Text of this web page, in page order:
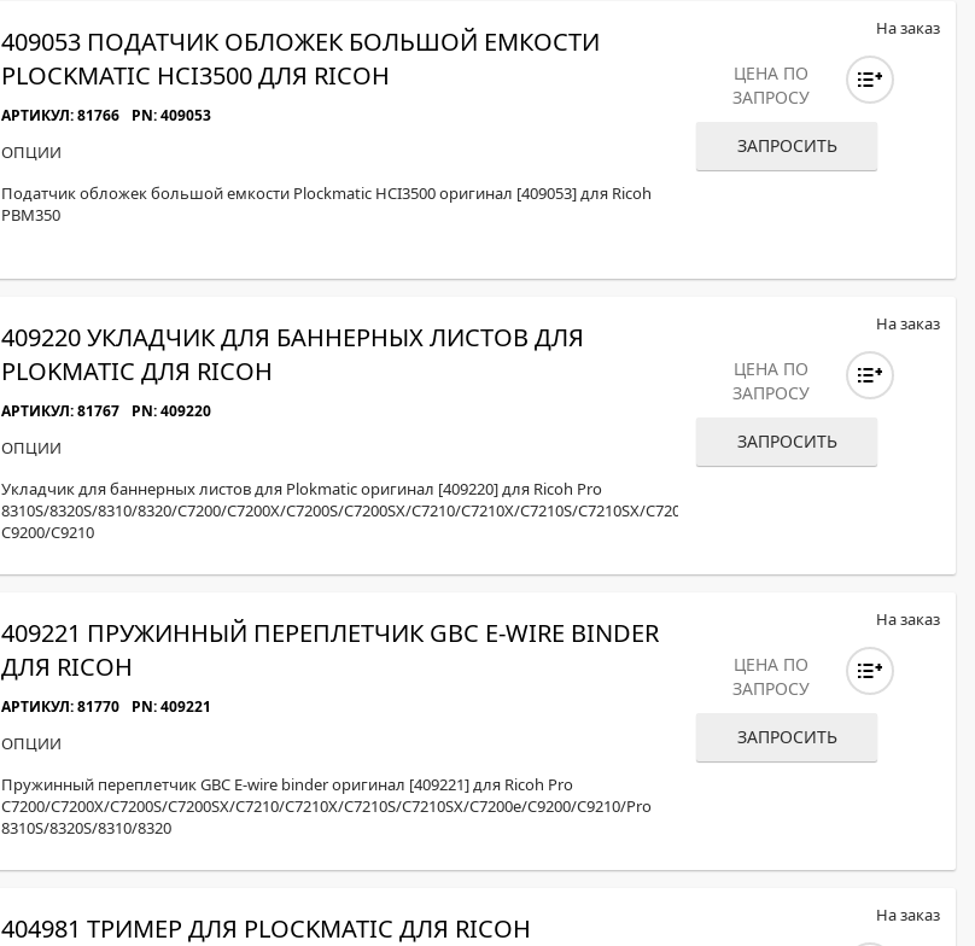
409053 ПОДАТЧИК ОБЛОЖЕК БОЛЬШОЙ ЕМКОСТИ
PLOCKMATIC HCI3500 ДЛЯ RICOH
АРТИКУЛ: 81766 PN: 409053
ОПЦИИ
Податчик обложек большой емкости Plockmatic HCI3500 оригинал [409053] для Ricoh
PBM350
На заказ
ЦЕНА ПО
ЗАПРОСУ
ЗАПРОСИТЬ
409220 УКЛАДЧИК ДЛЯ БАННЕРНЫХ ЛИСТОВ ДЛЯ
PLOKMATIC ДЛЯ RICOH
АРТИКУЛ: 81767 PN: 409220
ОПЦИИ
Укладчик для баннерных листов для Plokmatic оригинал [409220] для Ricoh Pro
8310S/8320S/8310/8320/C7200/C7200X/C7200S/C7200SX/C7210/C7210X/C7210S/C7210SX/C7200e/
С9200/С9210
На заказ
ЦЕНА ПО
ЗАПРОСУ
ЗАПРОСИТЬ
409221 ПРУЖИННЫЙ ПЕРЕПЛЕТЧИК GBC E-WIRE BINDER
ДЛЯ RICOH
АРТИКУЛ: 81770 PN: 409221
ОПЦИИ
Пружинный переплетчик GBC E-wire binder оригинал [409221] для Ricoh Pro
C7200/C7200X/C7200S/C7200SX/C7210/C7210X/C7210S/C7210SX/C7200e/С9200/С9210/Pro
8310S/8320S/8310/8320
На заказ
ЦЕНА ПО
ЗАПРОСУ
ЗАПРОСИТЬ
404981 ТРИМЕР ДЛЯ PLOCKMATIC ДЛЯ RICOH На заказ